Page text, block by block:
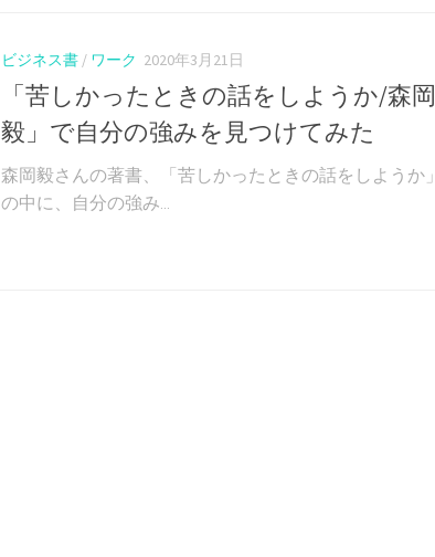
ビジネス書 / ワーク 2020年3月21日
「苦しかったときの話をしようか/森岡
毅」で自分の強みを見つけてみた
森岡毅さんの著書、「苦しかったときの話をしようか」
の中に、自分の強み...